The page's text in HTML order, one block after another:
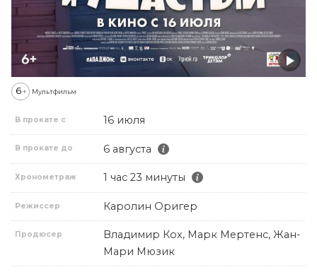
6+ Мультфильм
В прокате с 16 июля
В прокате до 6 августа
Хронометраж 1 час 23 минуты
Режиссер Каролин Оригер
Продюсер
Владимир Кох, Марк Мертенс, Жан-
Мари Мюзик